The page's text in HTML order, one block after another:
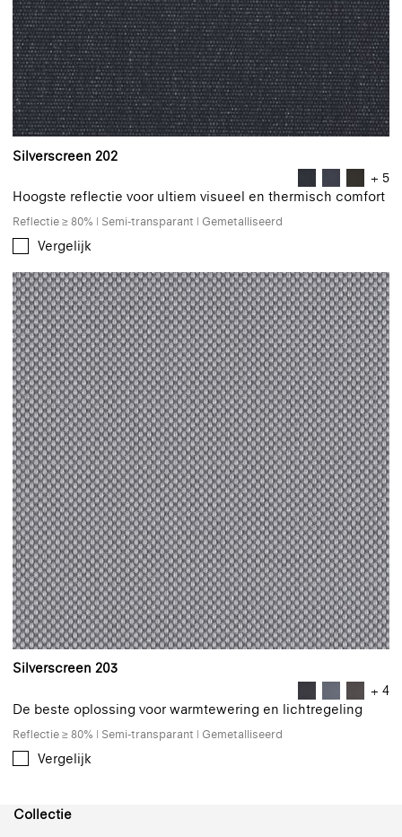
Silverscreen 202
+ 5
Hoogste reflectie voor ultiem visueel en thermisch comfort
Reflectie ≥ 80% | Semi-transparant | Gemetalliseerd
Vergelijk
Silverscreen 203
+ 4
De beste oplossing voor warmtewering en lichtregeling
Reflectie ≥ 80% | Semi-transparant | Gemetalliseerd
Vergelijk
Collectie